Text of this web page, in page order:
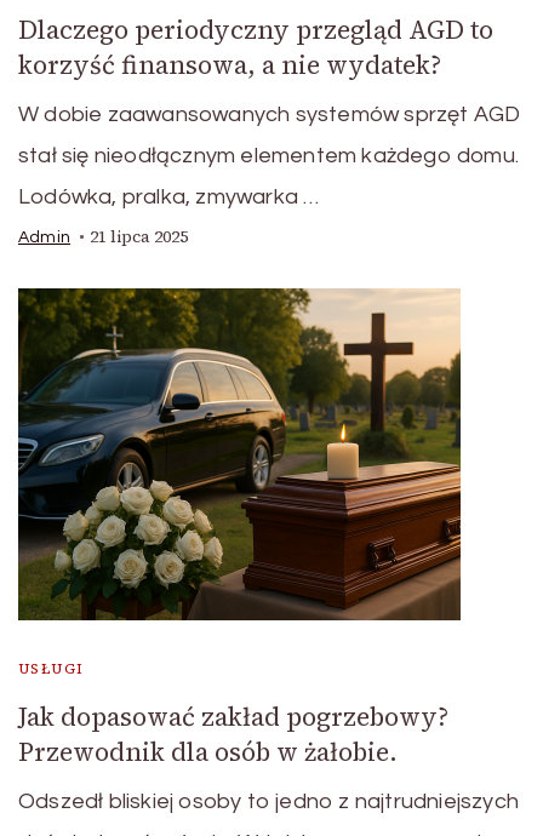
Dlaczego periodyczny przegląd AGD to
korzyść finansowa, a nie wydatek?
W dobie zaawansowanych systemów sprzęt AGD
stał się nieodłącznym elementem każdego domu.
Lodówka, pralka, zmywarka …
Admin 21 lipca 2025
USŁUGI
Jak dopasować zakład pogrzebowy?
Przewodnik dla osób w żałobie.
Odszedł bliskiej osoby to jedno z najtrudniejszych